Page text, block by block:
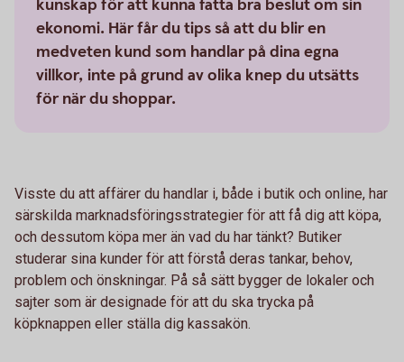
kunskap för att kunna fatta bra beslut om sin
ekonomi. Här får du tips så att du blir en
medveten kund som handlar på dina egna
villkor, inte på grund av olika knep du utsätts
för när du shoppar.
Visste du att affärer du handlar i, både i butik och online, har
särskilda marknadsföringsstrategier för att få dig att köpa,
och dessutom köpa mer än vad du har tänkt? Butiker
studerar sina kunder för att förstå deras tankar, behov,
problem och önskningar. På så sätt bygger de lokaler och
sajter som är designade för att du ska trycka på
köpknappen eller ställa dig kassakön.